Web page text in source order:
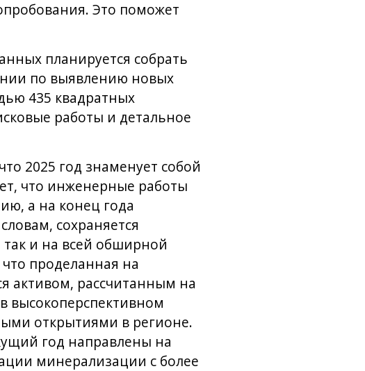
Это поможет
планируется собрать
по выявлению новых
435 квадратных
работы и детальное
2025 год знаменует собой
что инженерные работы
а на конец года
сохраняется
и на всей обширной
проделанная на
активом, рассчитанным на
высокоперспективном
открытиями в регионе.
год направлены на
минерализации с более